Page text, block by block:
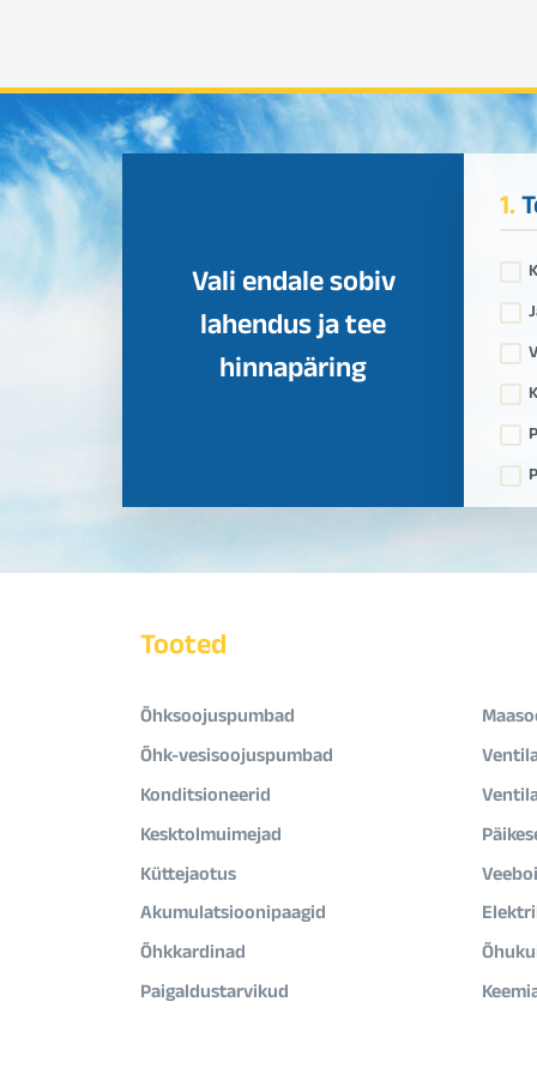
Vali endale sobiv
lahendus ja tee
hinnapäring
1.
Tooted
Õhksoojuspumbad
Õhk-vesisoojuspumbad
Konditsioneerid
Kesktolmuimejad
Küttejaotus
Akumulatsioonipaagid
Õhkkardinad
Paigaldustarvikud